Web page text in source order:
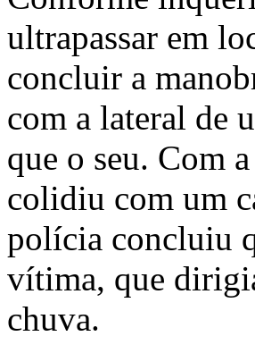
ultrapassar em
concluir a
com a lateral de
que o seu. Com
colidiu com um
polícia concluiu
vítima, que
chuva.